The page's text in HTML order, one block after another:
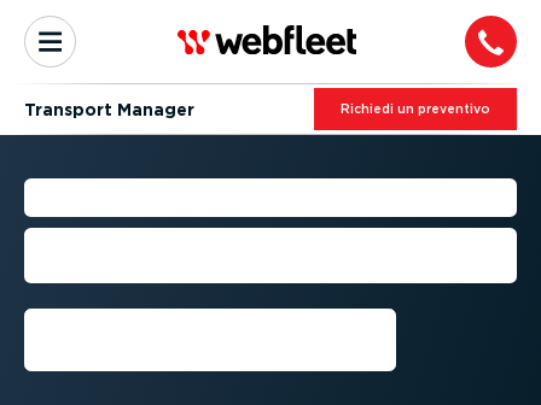
Transport Manager Richiedi un preventivo
TRANSPORT MANAGER
Ottimizzza le prestazioni dei tuoi